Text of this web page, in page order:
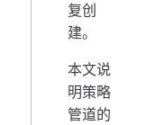
复创
建。
本文说
明策略
管道的